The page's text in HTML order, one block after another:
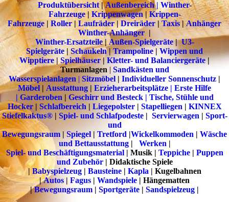
Produktübersicht|Außenbereich | Winther-
Fahrzeuge| Krippenwagen|Krippen-
Fahrzeuge | Roller| Laufräder|Dreiräder | Taxis|Anhänger
Winther-Anhänger |
Winther-Ersatzteile| Außen-Spielgeräte|U3-
Spielgeräte| Schaukeln|Trampoline | Wippen und
Wipptiere | Spielhäuser|Kletter- und Balanciergeräte|
Turmanlagen | Sandkästen und
Wasserspielanlagen | Sitzmöbel | Individueller Sonnenschutz |
Möbel | Ausstattung | Erzieherarbeitsplätze | Erste Hilfe
| Garderoben | Geschirr und Besteck | Tische, Stühle und
Hocker| Schlafbereich | Liegepolster| Stapelliegen | KINNEX
Stiefelkaktus® | Spiel- und Schlafpodeste| Servierwagen | Sport-
und
Bewegungsraum | Spiegel | Tretford |Wickelkommoden | Wäsche
und Bettausstattung| Werken |
Spiel- und Beschäftigungsmaterial | Musik | Teppiche| Puppen
und Zubehör| Didaktische Spiele
| Babyspielzeug| Bausteine| Kapla | Kugelbahnen
|Autos | Fagus | Wandspiele | Hängematten
|Bewegungsraum | Sportgeräte | Sandspielzeug |